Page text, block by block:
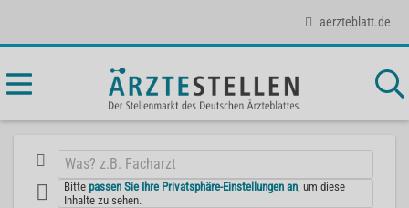
aerzteblatt.de
Bittepassen Sie Ihre Privatsphäre-Einstellungen an , um diese
Inhalte zu sehen.